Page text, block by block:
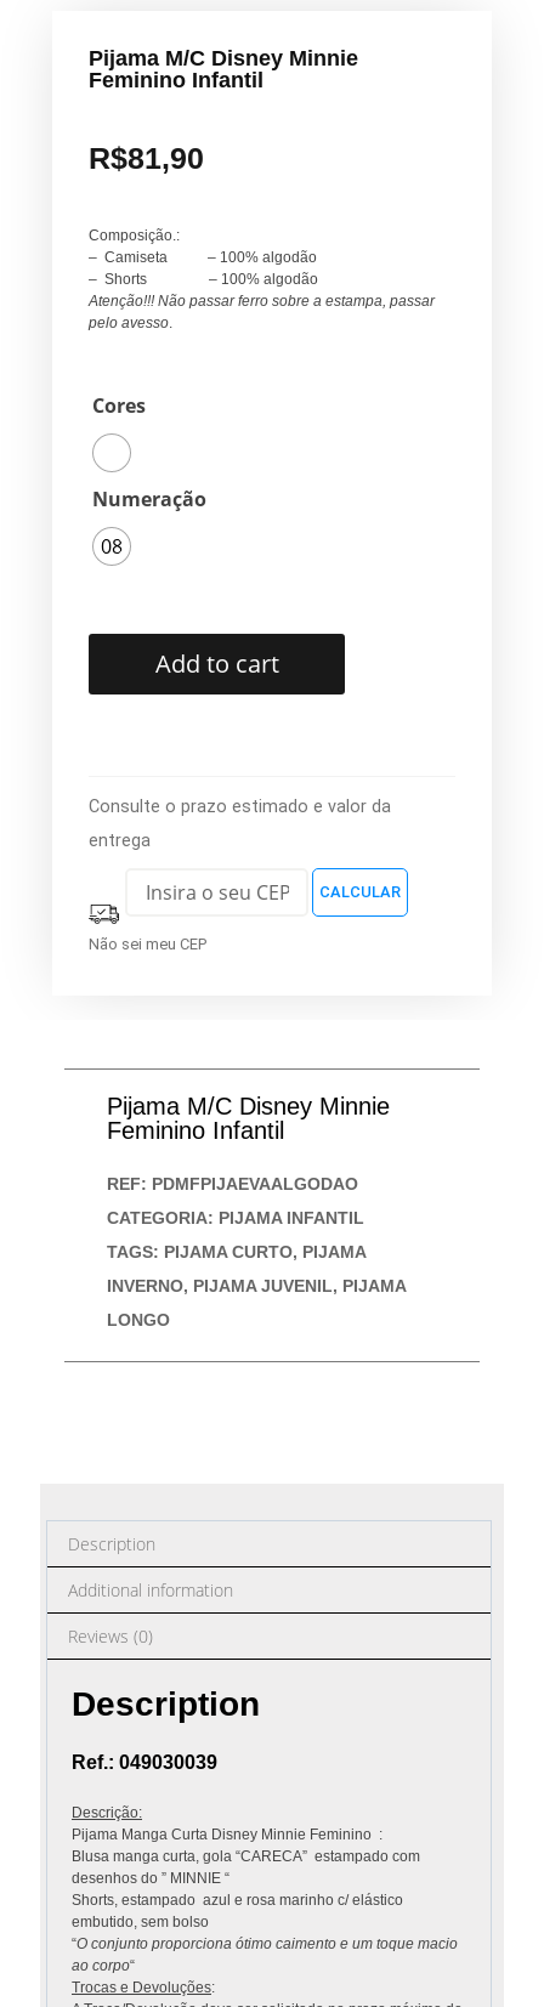
Pijama M/C Disney Minnie
Feminino Infantil
R$81,90
Composição.:
– Camiseta – 100% algodão
– Shorts – 100% algodão
Atenção!!! Não passar ferro sobre a estampa, passar
pelo avesso.
Cores
Numeração
08
Add to cart
Consulte o prazo estimado e valor da
entrega
Não sei meu CEP
Pijama M/C Disney Minnie
Feminino Infantil
REF: PDMFPIJAEVAALGODAO
CATEGORIA: PIJAMA INFANTIL
TAGS: PIJAMA CURTO, PIJAMA
INVERNO, PIJAMA JUVENIL, PIJAMA
LONGO
Description
Additional information
Reviews (0)
Description
Ref.: 049030039
Descrição:
Pijama Manga Curta Disney Minnie Feminino :
Blusa manga curta, gola “CARECA” estampado com
desenhos do ” MINNIE “
Shorts, estampado azul e rosa marinho c/ elástico
embutido, sem bolso
“O conjunto proporciona ótimo caimento e um toque macio
ao corpo“
Trocas e Devoluções: